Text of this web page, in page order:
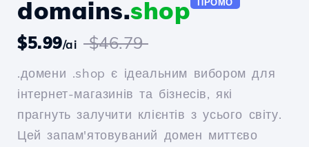
domains.shop
$5.99/ai $46.79
.домени .shop є ідеальним вибором для
інтернет-магазинів та бізнесів, які
прагнуть залучити клієнтів з усього світу.
Цей запам'ятовуваний домен миттєво